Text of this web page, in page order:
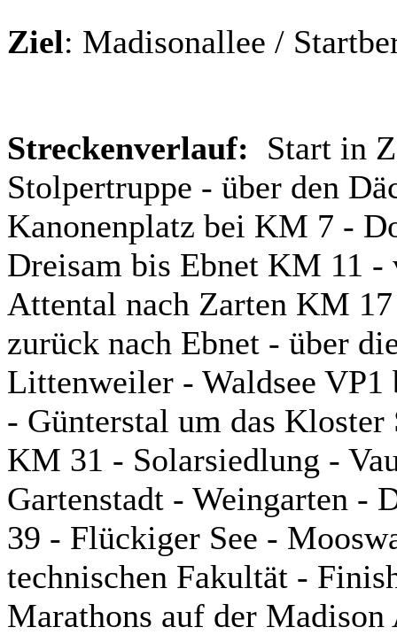
Ziel: Madisonallee /
Streckenverlauf: Start in
Stolpertruppe - über den
Kanonenplatz bei KM 7 -
Dreisam bis Ebnet KM 11 -
Attental nach Zarten KM
zurück nach Ebnet - über
Littenweiler - Waldsee
- Günterstal um das
KM 31 - Solarsiedlung -
Gartenstadt - Weingarten -
39 - Flückiger See -
technischen Fakultät -
Marathons auf der